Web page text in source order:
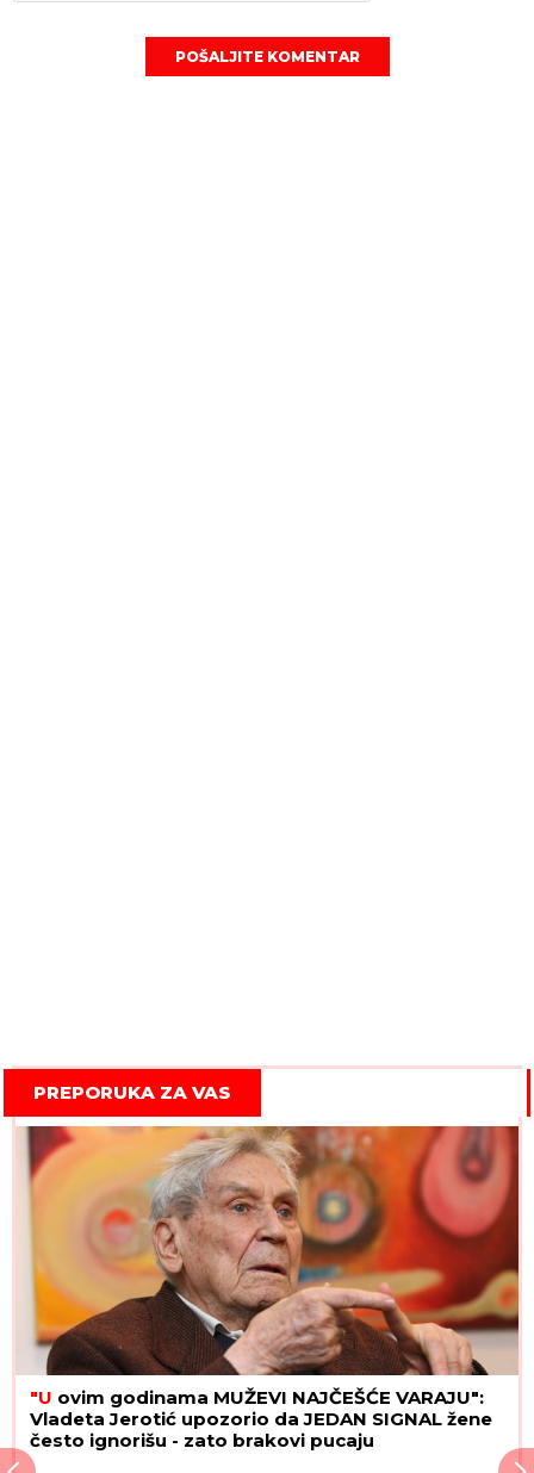
POŠALJITE KOMENTAR
PREPORUKA ZA VAS
"U ovim godinama MUŽEVI NAJČEŠĆE VARAJU":
Vladeta Jerotić upozorio da JEDAN SIGNAL žene
često ignorišu - zato brakovi pucaju